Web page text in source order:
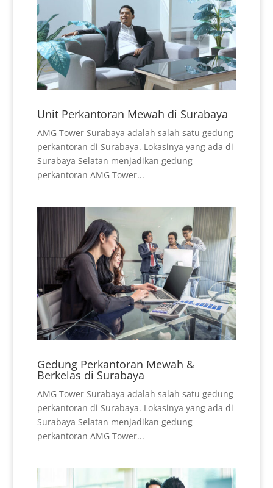
Unit Perkantoran Mewah di Surabaya
AMG Tower Surabaya adalah salah satu gedung
perkantoran di Surabaya. Lokasinya yang ada di
Surabaya Selatan menjadikan gedung
perkantoran AMG Tower...
Gedung Perkantoran Mewah &
Berkelas di Surabaya
AMG Tower Surabaya adalah salah satu gedung
perkantoran di Surabaya. Lokasinya yang ada di
Surabaya Selatan menjadikan gedung
perkantoran AMG Tower...